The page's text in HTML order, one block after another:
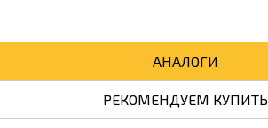
АНАЛОГИ
РЕКОМЕНДУЕМ КУПИТЬ